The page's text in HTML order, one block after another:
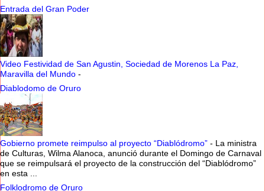
Entrada del Gran Poder
Video Festividad de San Agustin, Sociedad de Morenos La Paz,
Maravilla del Mundo -
Diablodomo de Oruro
Gobierno promete reimpulso al proyecto “Diablódromo” - La ministra
de Culturas, Wilma Alanoca, anunció durante el Domingo de Carnaval
que se reimpulsará el proyecto de la construcción del “Diablódromo”
en esta ...
Folklodromo de Oruro